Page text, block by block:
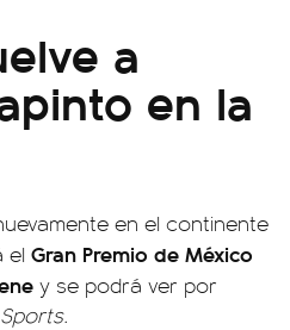
a
en la
en el continente
el Gran Premio de México
y se podrá ver por